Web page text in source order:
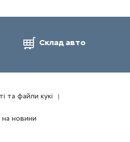
Склад авто
та файли кукі
на новини